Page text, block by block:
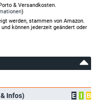
& Versandkosten.
)
werden, stammen von Amazon.
können jederzeit geändert oder
Infos) E I
B